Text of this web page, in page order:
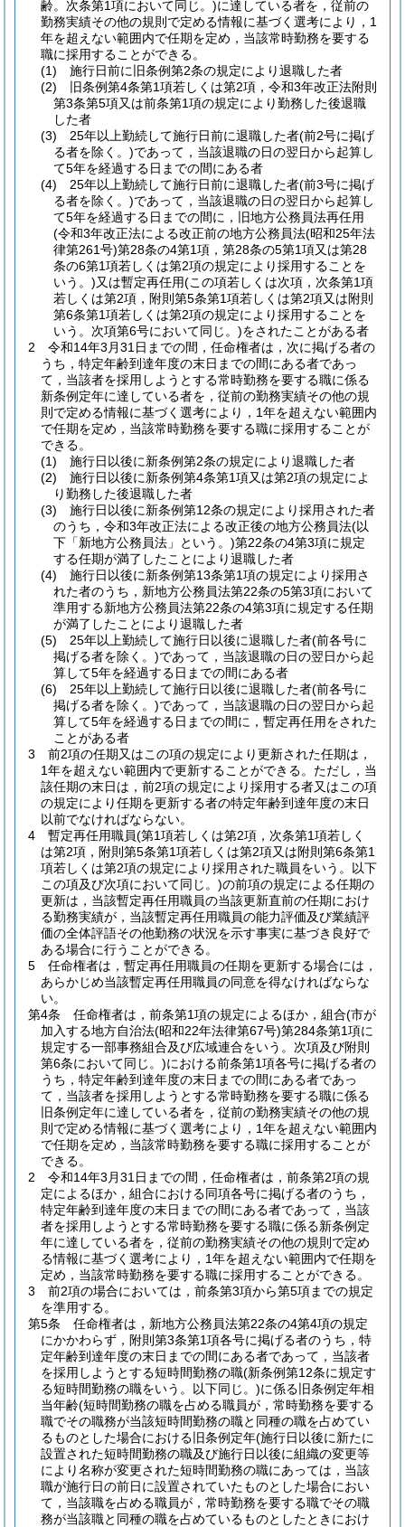
齢。次条第1項において同じ。)に達している者を，従前の
勤務実績その他の規則で定める情報に基づく選考により，1
年を超えない範囲内で任期を定め，当該常時勤務を要する
職に採用することができる。
(1)
施行日前に旧条例第2条の規定により退職した者
(2)
旧条例第4条第1項若しくは第2項，令和3年改正法附則
第3条第5項又は前条第1項の規定により勤務した後退職
した者
(3)
25年以上勤続して施行日前に退職した者(前2号に掲げ
る者を除く。)であって，当該退職の日の翌日から起算し
て5年を経過する日までの間にある者
(4)
25年以上勤続して施行日前に退職した者(前3号に掲げ
る者を除く。)であって，当該退職の日の翌日から起算し
て5年を経過する日までの間に，旧地方公務員法再任用
(令和3年改正法による改正前の地方公務員法(昭和25年法
律第261号)第28条の4第1項，第28条の5第1項又は第28
条の6第1項若しくは第2項の規定により採用することを
いう。)又は暫定再任用(この項若しくは次項，次条第1項
若しくは第2項，附則第5条第1項若しくは第2項又は附則
第6条第1項若しくは第2項の規定により採用することを
いう。次項第6号において同じ。)をされたことがある者
2
令和14年3月31日までの間，任命権者は，次に掲げる者の
うち，特定年齢到達年度の末日までの間にある者であっ
て，当該者を採用しようとする常時勤務を要する職に係る
新条例定年に達している者を，従前の勤務実績その他の規
則で定める情報に基づく選考により，1年を超えない範囲内
で任期を定め，当該常時勤務を要する職に採用することが
できる。
(1)
施行日以後に新条例第2条の規定により退職した者
(2)
施行日以後に新条例第4条第1項又は第2項の規定によ
り勤務した後退職した者
(3)
施行日以後に新条例第12条の規定により採用された者
のうち，令和3年改正法による改正後の地方公務員法(以
下「新地方公務員法」という。)第22条の4第3項に規定
する任期が満了したことにより退職した者
(4)
施行日以後に新条例第13条第1項の規定により採用さ
れた者のうち，新地方公務員法第22条の5第3項において
準用する新地方公務員法第22条の4第3項に規定する任期
が満了したことにより退職した者
(5)
25年以上勤続して施行日以後に退職した者(前各号に
掲げる者を除く。)であって，当該退職の日の翌日から起
算して5年を経過する日までの間にある者
(6)
25年以上勤続して施行日以後に退職した者(前各号に
掲げる者を除く。)であって，当該退職の日の翌日から起
算して5年を経過する日までの間に，暫定再任用をされた
ことがある者
3
前2項の任期又はこの項の規定により更新された任期は，
1年を超えない範囲内で更新することができる。 ただし，当
該任期の末日は，前2項の規定により採用する者又はこの項
の規定により任期を更新する者の特定年齢到達年度の末日
以前でなければならない。
4
暫定再任用職員(第1項若しくは第2項，次条第1項若しく
は第2項，附則第5条第1項若しくは第2項又は附則第6条第1
項若しくは第2項の規定により採用された職員をいう。以下
この項及び次項において同じ。)の前項の規定による任期の
更新は，当該暫定再任用職員の当該更新直前の任期におけ
る勤務実績が，当該暫定再任用職員の能力評価及び業績評
価の全体評語その他勤務の状況を示す事実に基づき良好で
ある場合に行うことができる。
5
任命権者は，暫定再任用職員の任期を更新する場合には，
あらかじめ当該暫定再任用職員の同意を得なければならな
い。
第4条
任命権者は，前条第1項の規定によるほか，組合(市が
加入する地方自治法(昭和22年法律第67号)第284条第1項に
規定する一部事務組合及び広域連合をいう。次項及び附則
第6条において同じ。)における前条第1項各号に掲げる者の
うち，特定年齢到達年度の末日までの間にある者であっ
て，当該者を採用しようとする常時勤務を要する職に係る
旧条例定年に達している者を，従前の勤務実績その他の規
則で定める情報に基づく選考により，1年を超えない範囲内
で任期を定め，当該常時勤務を要する職に採用することが
できる。
2
令和14年3月31日までの間，任命権者は，前条第2項の規
定によるほか，組合における同項各号に掲げる者のうち，
特定年齢到達年度の末日までの間にある者であって，当該
者を採用しようとする常時勤務を要する職に係る新条例定
年に達している者を，従前の勤務実績その他の規則で定め
る情報に基づく選考により，1年を超えない範囲内で任期を
定め，当該常時勤務を要する職に採用することができる。
3
前2項の場合においては，前条第3項から第5項までの規定
を準用する。
第5条
任命権者は，新地方公務員法第22条の4第4項の規定
にかかわらず，附則第3条第1項各号に掲げる者のうち，特
定年齢到達年度の末日までの間にある者であって，当該者
を採用しようとする短時間勤務の職(新条例第12条に規定す
る短時間勤務の職をいう。以下同じ。)に係る旧条例定年相
当年齢(短時間勤務の職を占める職員が，常時勤務を要する
職でその職務が当該短時間勤務の職と同種の職を占めてい
るものとした場合における旧条例定年(施行日以後に新たに
設置された短時間勤務の職及び施行日以後に組織の変更等
により名称が変更された短時間勤務の職にあっては，当該
職が施行日の前日に設置されていたものとした場合におい
て，当該職を占める職員が，常時勤務を要する職でその職
務が当該職と同種の職を占めているものとしたときにおけ